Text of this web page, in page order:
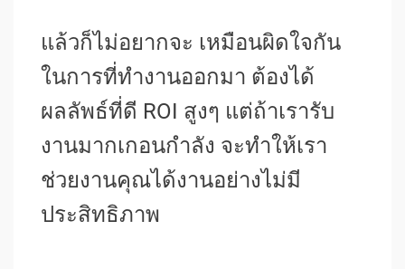
แล้วก็ไม่อยากจะ เหมือนผิดใจกัน
ในการที่ทำงานออกมา ต้องได้
ผลลัพธ์ที่ดี ROI สูงๆ แต่ถ้าเรารับ
งานมากเกอนกำลัง จะทำให้เรา
ช่วยงานคุณได้งานอย่างไม่มี
ประสิทธิภาพ